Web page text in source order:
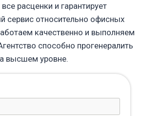
расценки и гарантирует
сервис относительно офисных
качественно и выполняем
способно прогенералить
высшем уровне.